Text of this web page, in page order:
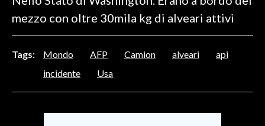
CALCIO REGIONALE
BASKET
MOTORI
ALTRI SPORT
mezzo con oltre 30mila kg di alveari attivi
Tags: Mondo AFP Camion alveari
api
incidente
Usa